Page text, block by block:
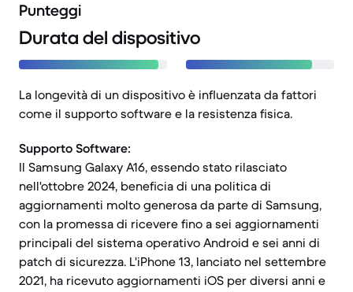
Punteggi
Durata del dispositivo
La longevità di un dispositivo è influenzata da fattori
come il supporto software e la resistenza fisica.
Supporto Software:
Il Samsung Galaxy A16, essendo stato rilasciato
nell'ottobre 2024, beneficia di una politica di
aggiornamenti molto generosa da parte di Samsung,
con la promessa di ricevere fino a sei aggiornamenti
principali del sistema operativo Android e sei anni di
patch di sicurezza. L'iPhone 13, lanciato nel settembre
2021, ha ricevuto aggiornamenti iOS per diversi anni e